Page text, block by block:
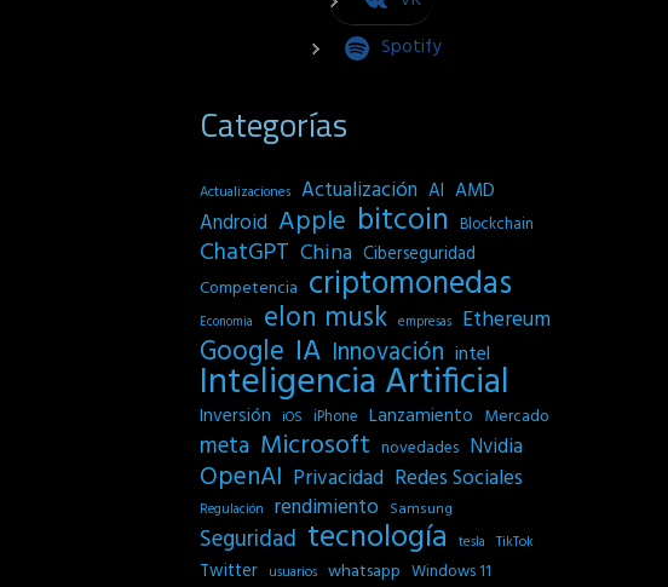
Spotify
Categorías
Actualizaciones Actualización AI AMD
Android Apple bitcoin Blockchain
ChatGPT China Ciberseguridad
Competencia criptomonedas
Economia elon musk empresas Ethereum
Google IA Innovación intel
Inteligencia Artificial
Inversión iOS iPhone Lanzamiento Mercado
meta Microsoft novedades Nvidia
OpenAI Privacidad Redes Sociales
Regulación rendimiento Samsung
Seguridad tecnología tesla TikTok
Twitter usuarios whatsapp Windows 11